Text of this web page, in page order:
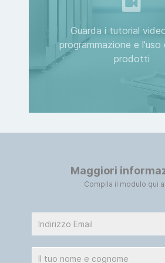
Guarda i tutorial
programmazione e l'uso
prodotti
Maggiori
Compila il modulo qui